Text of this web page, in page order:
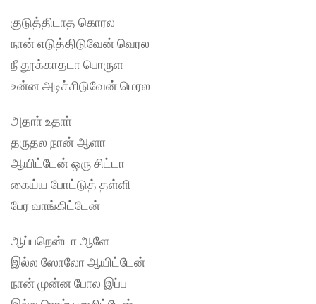
குடுத்திடாத கொரல
நான் எடுத்திடுவேன் வெரல
நீ தூக்காதடா பொருள
உன்ன அடிச்சிடுவேன் மெரல
அதாா் உதாா்
தருதல நான் ஆளா
ஆயிட்டேன் ஒரு சிட்டா
கைய்ய போட்டுத் தள்ளி
பேர வாங்கிட்டேன்
ஆப்பநென்டா ஆளே
இல்ல ஸோலோ ஆயிட்டேன்
நான் முன்ன போல இப்ப